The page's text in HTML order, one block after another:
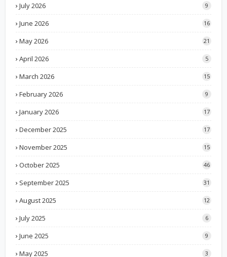
July 2026 9
June 2026 16
May 2026 21
April 2026 5
March 2026 15
February 2026 9
January 2026 17
December 2025 17
November 2025 15
October 2025 46
September 2025 31
August 2025 12
July 2025 6
June 2025 9
May 2025 3